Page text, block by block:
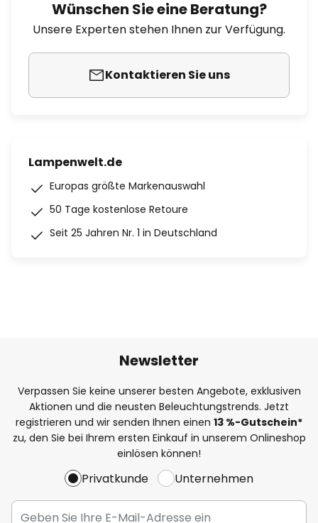
Wünschen Sie eine Beratung?
Unsere Experten stehen Ihnen zur Verfügung.
Kontaktieren Sie uns
Lampenwelt.de
Europas größte Markenauswahl
50 Tage kostenlose Retoure
Seit 25 Jahren Nr. 1 in Deutschland
Newsletter
Verpassen Sie keine unserer besten Angebote, exklusiven
Aktionen und die neusten Beleuchtungstrends. Jetzt
registrieren und wir senden Ihnen einen 13 %-Gutschein*
zu, den Sie bei Ihrem ersten Einkauf in unserem Onlineshop
einlösen können!
Privatkunde Unternehmen